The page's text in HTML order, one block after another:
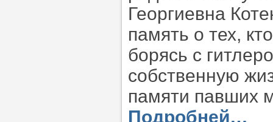
Георгиевна
память о тех,
борясь с
собственную
памяти павших
Подробней…